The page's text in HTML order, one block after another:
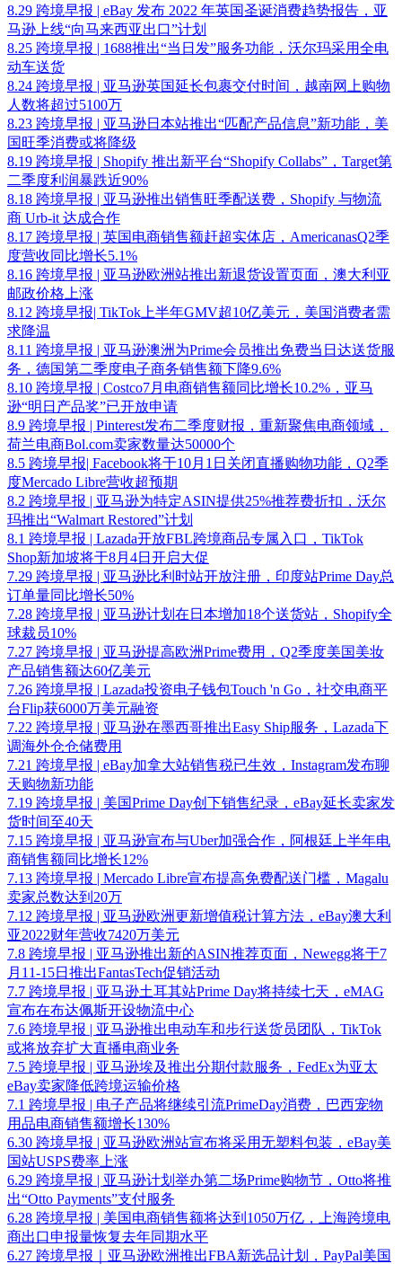
8.29 跨境早报 | eBay 发布 2022 年英国圣诞消费趋势报告，亚
马逊上线“向马来西亚出口”计划
8.25 跨境早报 | 1688推出“当日发”服务功能，沃尔玛采用全电
动车送货
8.24 跨境早报 | 亚马逊英国延长包裹交付时间，越南网上购物
人数将超过5100万
8.23 跨境早报 | 亚马逊日本站推出“匹配产品信息”新功能，美
国旺季消费或将降级
8.19 跨境早报 | Shopify 推出新平台“Shopify Collabs”，Target第
二季度利润暴跌近90%
8.18 跨境早报 | 亚马逊推出销售旺季配送费，Shopify 与物流
商 Urb-it 达成合作
8.17 跨境早报 | 英国电商销售额赶超实体店，AmericanasQ2季
度营收同比增长5.1%
8.16 跨境早报 | 亚马逊欧洲站推出新退货设置页面，澳大利亚
邮政价格上涨
8.12 跨境早报| TikTok上半年GMV超10亿美元，美国消费者需
求降温
8.11 跨境早报 | 亚马逊澳洲为Prime会员推出免费当日达送货服
务，德国第二季度电子商务销售额下降9.6%
8.10 跨境早报 | Costco7月电商销售额同比增长10.2%，亚马
逊“明日产品奖”已开放申请
8.9 跨境早报 | Pinterest发布二季度财报，重新聚焦电商领域，
荷兰电商Bol.com卖家数量达50000个
8.5 跨境早报| Facebook将于10月1日关闭直播购物功能，Q2季
度Mercado Libre营收超预期
8.2 跨境早报 | 亚马逊为特定ASIN提供25%推荐费折扣，沃尔
玛推出“Walmart Restored”计划
8.1 跨境早报 | Lazada开放FBL跨境商品专属入口，TikTok
Shop新加坡将于8月4日开启大促
7.29 跨境早报 | 亚马逊比利时站开放注册，印度站Prime Day总
订单量同比增长50%
7.28 跨境早报 | 亚马逊计划在日本增加18个送货站，Shopify全
球裁员10%
7.27 跨境早报 | 亚马逊提高欧洲Prime费用，Q2季度美国美妆
产品销售额达60亿美元
7.26 跨境早报 | Lazada投资电子钱包Touch 'n Go，社交电商平
台Flip获6000万美元融资
7.22 跨境早报 | 亚马逊在墨西哥推出Easy Ship服务，Lazada下
调海外仓仓储费用
7.21 跨境早报 | eBay加拿大站销售税已生效，Instagram发布聊
天购物新功能
7.19 跨境早报 | 美国Prime Day创下销售纪录，eBay延长卖家发
货时间至40天
7.15 跨境早报 | 亚马逊宣布与Uber加强合作，阿根廷上半年电
商销售额同比增长12%
7.13 跨境早报 | Mercado Libre宣布提高免费配送门槛，Magalu
卖家总数达到20万
7.12 跨境早报 | 亚马逊欧洲更新增值税计算方法，eBay澳大利
亚2022财年营收7420万美元
7.8 跨境早报 | 亚马逊推出新的ASIN推荐页面，Newegg将于7
月11-15日推出FantasTech促销活动
7.7 跨境早报 | 亚马逊土耳其站Prime Day将持续七天，eMAG
宣布在布达佩斯开设物流中心
7.6 跨境早报 | 亚马逊推出电动车和步行送货员团队，TikTok
或将放弃扩大直播电商业务
7.5 跨境早报 | 亚马逊埃及推出分期付款服务，FedEx为亚太
eBay卖家降低跨境运输价格
7.1 跨境早报 | 电子产品将继续引流PrimeDay消费，巴西宠物
用品电商销售额增长130%
6.30 跨境早报 | 亚马逊欧洲站宣布将采用无塑料包装，eBay美
国站USPS费率上涨
6.29 跨境早报 | 亚马逊计划举办第二场Prime购物节，Otto将推
出“Otto Payments”支付服务
6.28 跨境早报 | 美国电商销售额将达到1050万亿，上海跨境电
商出口申报量恢复去年同期水平
6.27 跨境早报｜亚马逊欧洲推出FBA新选品计划，PayPal美国